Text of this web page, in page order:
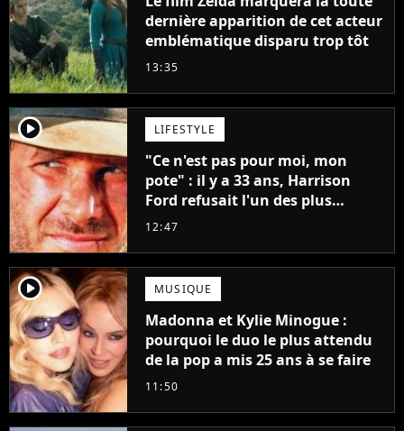
dernière apparition de cet acteur
emblématique disparu trop tôt
13:35
player2 LIFESTYLE
"Ce n'est pas pour moi, mon
pote" : il y a 33 ans, Harrison
Ford refusait l'un des plus
grands succès de tous les temps
12:47
player2 MUSIQUE
Madonna et Kylie Minogue :
pourquoi le duo le plus attendu
de la pop a mis 25 ans à se faire
11:50